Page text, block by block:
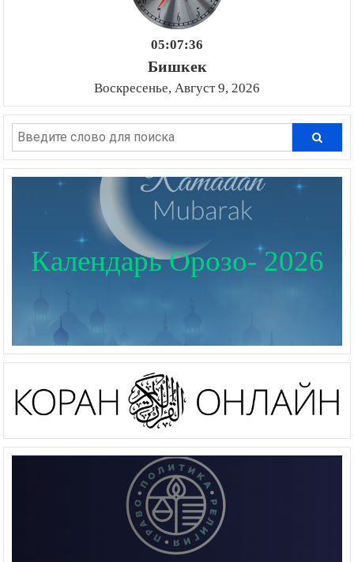
05:07:37
Бишкек
Воскресенье, Август 9, 2026
Календарь Орозо- 2026